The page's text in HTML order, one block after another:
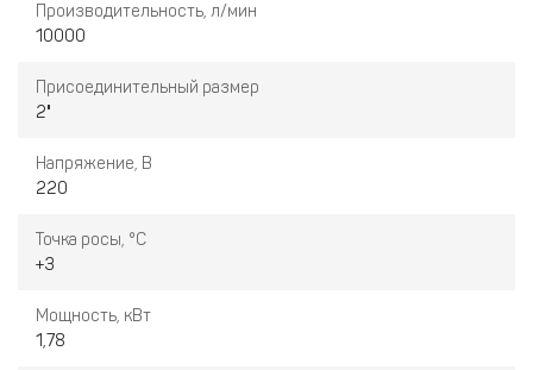
Производительность, л/мин
10000
Присоединительный размер
2"
Напряжение, В
220
Точка росы, °С
+3
Мощность, кВт
1,78